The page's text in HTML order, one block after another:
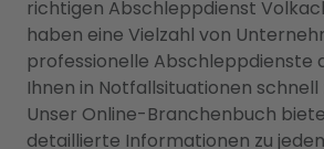
richtigen Abschleppdienst
haben eine Vielzahl von
professionelle Abschleppdienste
Ihnen in Notfallsituationen schnell
Unser Online-Branchenbuch
detaillierte Informationen zu